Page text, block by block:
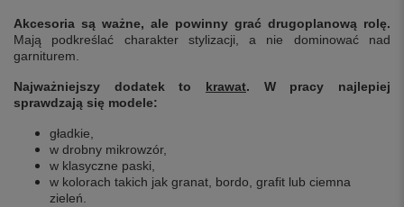
Akcesoria są ważne, ale powinny grać drugoplanową rolę.
Mają podkreślać charakter stylizacji, a nie dominować nad
garniturem.
Najważniejszy dodatek to krawat. W pracy najlepiej
sprawdzają się modele:
gładkie,
w drobny mikrowzór,
w klasyczne paski,
w kolorach takich jak granat, bordo, grafit lub ciemna
zieleń.